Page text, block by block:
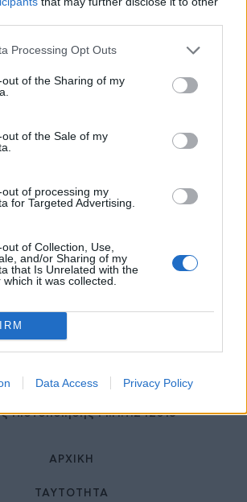
Processing Opt Outs
of the Sharing of my
of the Sale of my
of processing my
for Targeted Advertising.
of Collection, Use,
and/or Sharing of my
that Is Unrelated with the
it was collected.
Data Access Privacy Policy
μνημεία που
2026
οφέλη από
δημοσίου και
2026
- All rights reserved.
Πιστοποίησης Μ.Η.Τ.242013
ΑΡΧΙΚΉ
ΤΑΥΤΌΤΗΤΑ